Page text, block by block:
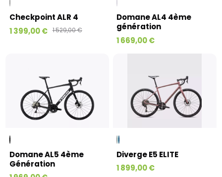
Checkpoint ALR 4
1 399,00 € 1 529,00 €
Domane AL4 4ème
génération
1 669,00 €
Domane AL5 4ème
Génération
Diverge E5 ELITE
1 899,00 €